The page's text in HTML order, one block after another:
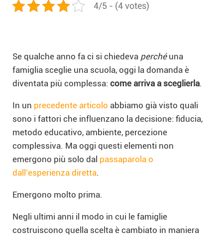
4/5 - (4 votes)
Se qualche anno fa ci si chiedeva perchéuna
famiglia sceglie una scuola, oggi la domanda è
diventata più complessa: come arriva a sceglierla.
In un precedente articolo abbiamo già visto quali
sono i fattori che influenzano la decisione: fiducia,
metodo educativo, ambiente, percezione
complessiva. Ma oggi questi elementi non
emergono più solo dal passaparola o
dall’esperienza diretta.
Emergono molto prima.
Negli ultimi anni il modo in cui le famiglie
costruiscono quella scelta è cambiato in maniera